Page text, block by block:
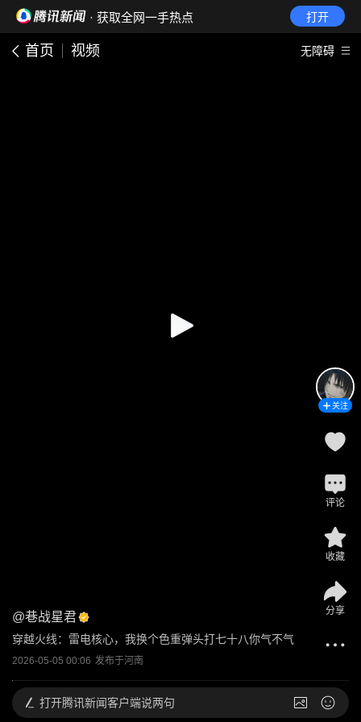
· 获取全网一手热点 打开
首页 视频 无障碍
@巷战星君
穿越火线：雷电核心，我换个色重弹头打七十八你气不气
2026-05-05 00:06 发布于河南
关注
评论
收藏
分享
打开腾讯新闻客户端说两句